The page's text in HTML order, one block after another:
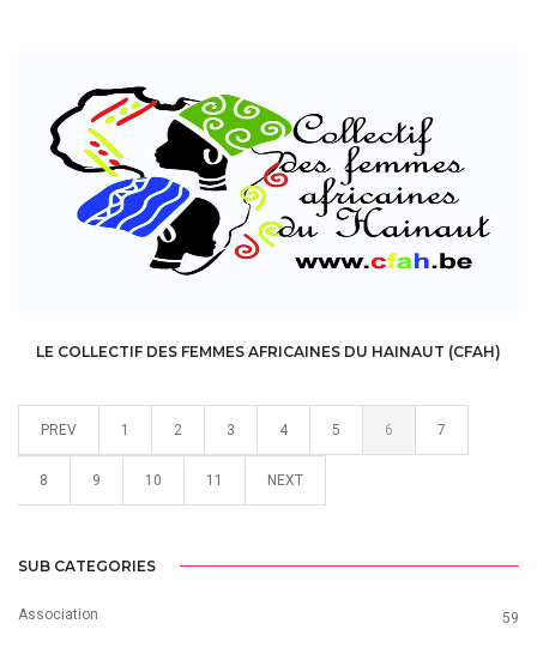
LE COLLECTIF DES FEMMES AFRICAINES DU HAINAUT (CFAH)
PREV 1 2 3 4 5 6 7
8 9 10 11 NEXT
SUB CATEGORIES
Association 59